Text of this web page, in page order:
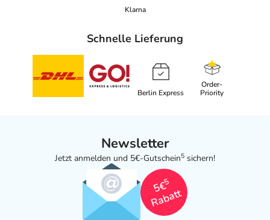
Klarna
Schnelle Lieferung
Berlin Express
Order-
Priority
Newsletter
Jetzt anmelden und 5€-Gutschein5 sichern!
5€
5
Rabatt